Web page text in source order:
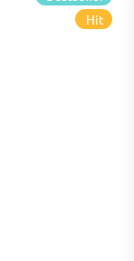
Hit